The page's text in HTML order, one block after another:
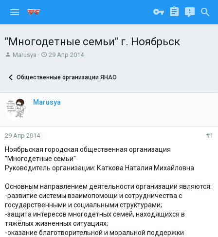
"Многодетные семьи" г. Ноябрьск
А
о
е
м
ы
Marusya
Д
а
ч
л
29 Апр 2014
Общественные организации ЯНАО
Marusya
29 Апр 2014 #1
Ноябрьская городская общественная организация
"Многодетные семьи"
Руководитель организации: Каткова Наталия Михайловна
Основным направлением деятельности организации являются:
-развитие системы взаимопомощи и сотрудничества с
государственными и социальными структурами;
-защита интересов многодетных семей, находящихся в
тяжёлых жизненных ситуациях;
-оказание благотворительной и моральной поддержки